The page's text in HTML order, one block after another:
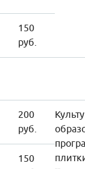
150
руб.
200
руб.
150